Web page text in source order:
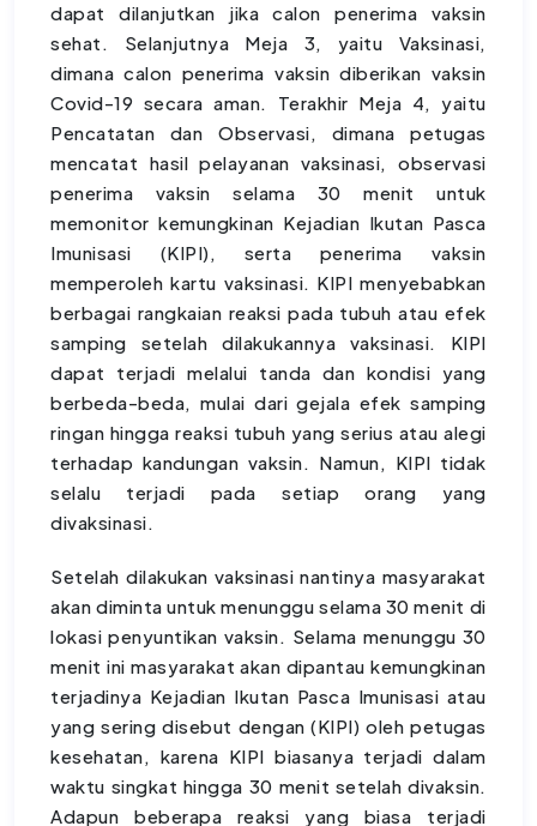
dapat dilanjutkan jika calon penerima vaksin
sehat. Selanjutnya Meja 3, yaitu Vaksinasi,
dimana calon penerima vaksin diberikan vaksin
Covid-19 secara aman. Terakhir Meja 4, yaitu
Pencatatan dan Observasi, dimana petugas
mencatat hasil pelayanan vaksinasi, observasi
penerima vaksin selama 30 menit untuk
memonitor kemungkinan Kejadian Ikutan Pasca
Imunisasi (KIPI), serta penerima vaksin
memperoleh kartu vaksinasi. KIPI menyebabkan
berbagai rangkaian reaksi pada tubuh atau efek
samping setelah dilakukannya vaksinasi. KIPI
dapat terjadi melalui tanda dan kondisi yang
berbeda-beda, mulai dari gejala efek samping
ringan hingga reaksi tubuh yang serius atau alegi
terhadap kandungan vaksin. Namun, KIPI tidak
selalu terjadi pada setiap orang yang
divaksinasi.
Setelah dilakukan vaksinasi nantinya masyarakat
akan diminta untuk menunggu selama 30 menit di
lokasi penyuntikan vaksin. Selama menunggu 30
menit ini masyarakat akan dipantau kemungkinan
terjadinya Kejadian Ikutan Pasca Imunisasi atau
yang sering disebut dengan (KIPI) oleh petugas
kesehatan, karena KIPI biasanya terjadi dalam
waktu singkat hingga 30 menit setelah divaksin.
Adapun beberapa reaksi yang biasa terjadi